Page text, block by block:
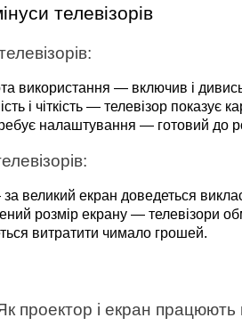
телевізорів
використання — включив і
і чіткість — телевізор показує
налаштування — готовий до
великий екран доведеться
розмір екрану — телевізори
витратити чимало грошей.
проектор і екран працюють